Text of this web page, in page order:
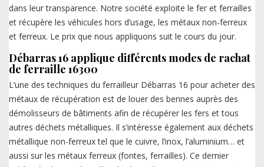
dans leur transparence. Notre société exploite le fer et ferrailles
et récupère les véhicules hors d’usage, les métaux non-ferreux
et ferreux. Le prix que nous appliquons suit le cours du jour.
Débarras 16 applique différents modes de rachat
de ferraille 16300
L’une des techniques du ferrailleur Débarras 16 pour acheter des
métaux de récupération est de louer des bennes auprès des
démolisseurs de bâtiments afin de récupérer les fers et tous
autres déchets métalliques. Il s’intéresse également aux déchets
métallique non-ferreux tel que le cuivre, l’inox, l’aluminium… et
aussi sur les métaux ferreux (fontes, ferrailles). Ce dernier